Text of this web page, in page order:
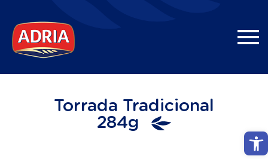
Torrada Tradicional
284g